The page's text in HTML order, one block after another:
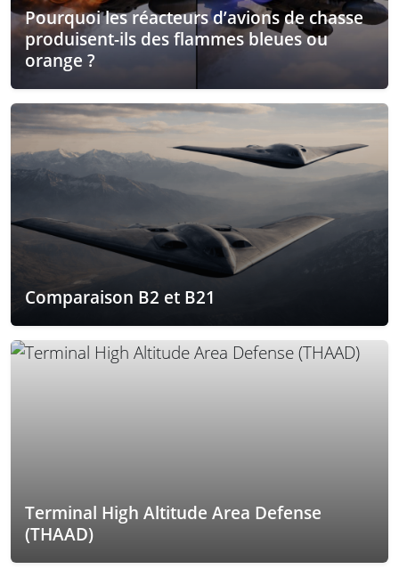
Pourquoi les réacteurs d’avions de chasse
produisent-ils des flammes bleues ou
orange ?
Comparaison B2 et B21
Terminal High Altitude Area Defense
(THAAD)